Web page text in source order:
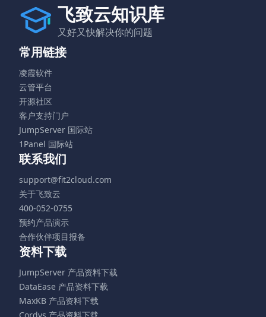
飞致云知识库
又好又快解决你的问题
常用链接
凌霞软件
云管平台
开源社区
客户支持门户
JumpServer 国际站
1Panel 国际站
联系我们
support@fit2cloud.com
关于飞致云
400-052-0755
预约产品演示
合作伙伴项目报备
资料下载
JumpServer 产品资料下载
DataEase 产品资料下载
MaxKB 产品资料下载